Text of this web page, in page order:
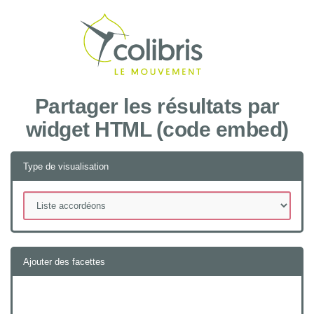
Partager les résultats par
widget HTML (code embed)
Type de visualisation
Ajouter des facettes